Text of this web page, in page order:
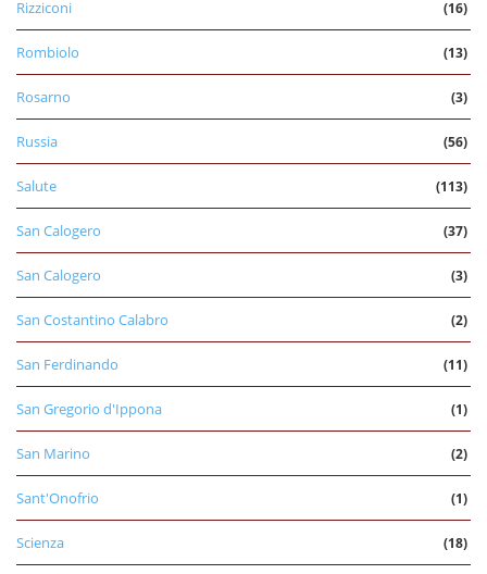
Rizziconi (16)
Rombiolo (13)
Rosarno (3)
Russia (56)
Salute (113)
San Calogero (37)
San Calogero (3)
San Costantino Calabro (2)
San Ferdinando (11)
San Gregorio d'Ippona (1)
San Marino (2)
Sant'Onofrio (1)
Scienza (18)